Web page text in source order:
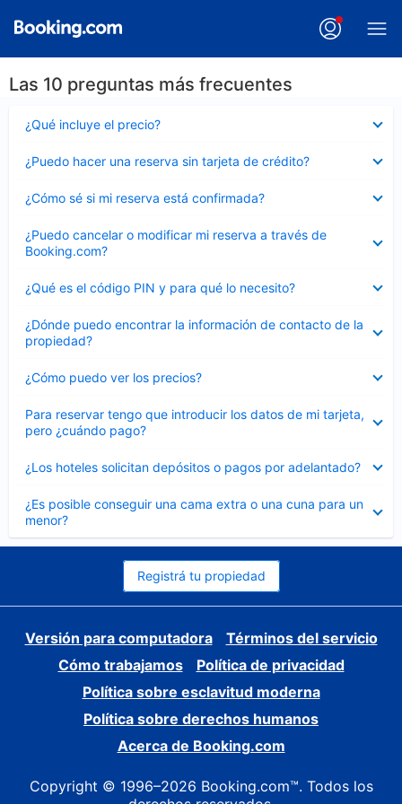
Las 10 preguntas más frecuentes
¿Qué incluye el precio?
cerrado
¿Puedo hacer una reserva sin tarjeta de crédito?
cerrado
¿Cómo sé si mi reserva está confirmada?
cerrado
¿Puedo cancelar o modificar mi reserva a través de
Booking.com?
cerrado
¿Qué es el código PIN y para qué lo necesito?
cerrado
¿Dónde puedo encontrar la información de contacto de la
propiedad?
cerrado
¿Cómo puedo ver los precios?
cerrado
Para reservar tengo que introducir los datos de mi tarjeta,
pero ¿cuándo pago?
cerrado
¿Los hoteles solicitan depósitos o pagos por adelantado?
cerrado
¿Es posible conseguir una cama extra o una cuna para un
menor?
cerrado
Registrá tu propiedad
Versión para computadora
Términos del servicio
Cómo trabajamos
Política de privacidad
Política sobre esclavitud moderna
Política sobre derechos humanos
Acerca de Booking.com
Copyright © 1996–2026 Booking.com™. Todos los